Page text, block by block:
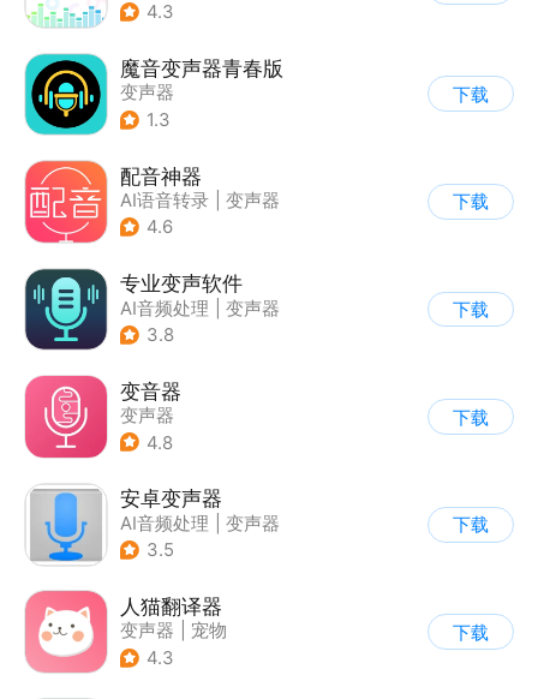
4.3
魔音变声器青春版
变声器
1.3
下载
配音神器
AI语音转录
变声器
4.6
下载
专业变声软件
AI音频处理
变声器
3.8
下载
变音器
变声器
4.8
下载
安卓变声器
AI音频处理
变声器
3.5
下载
人猫翻译器
变声器
宠物
4.3
下载